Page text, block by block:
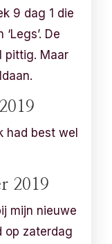
9 dag 1 die
De
pittig. Maar
had best wel
2019
mijn nieuwe
op zaterdag